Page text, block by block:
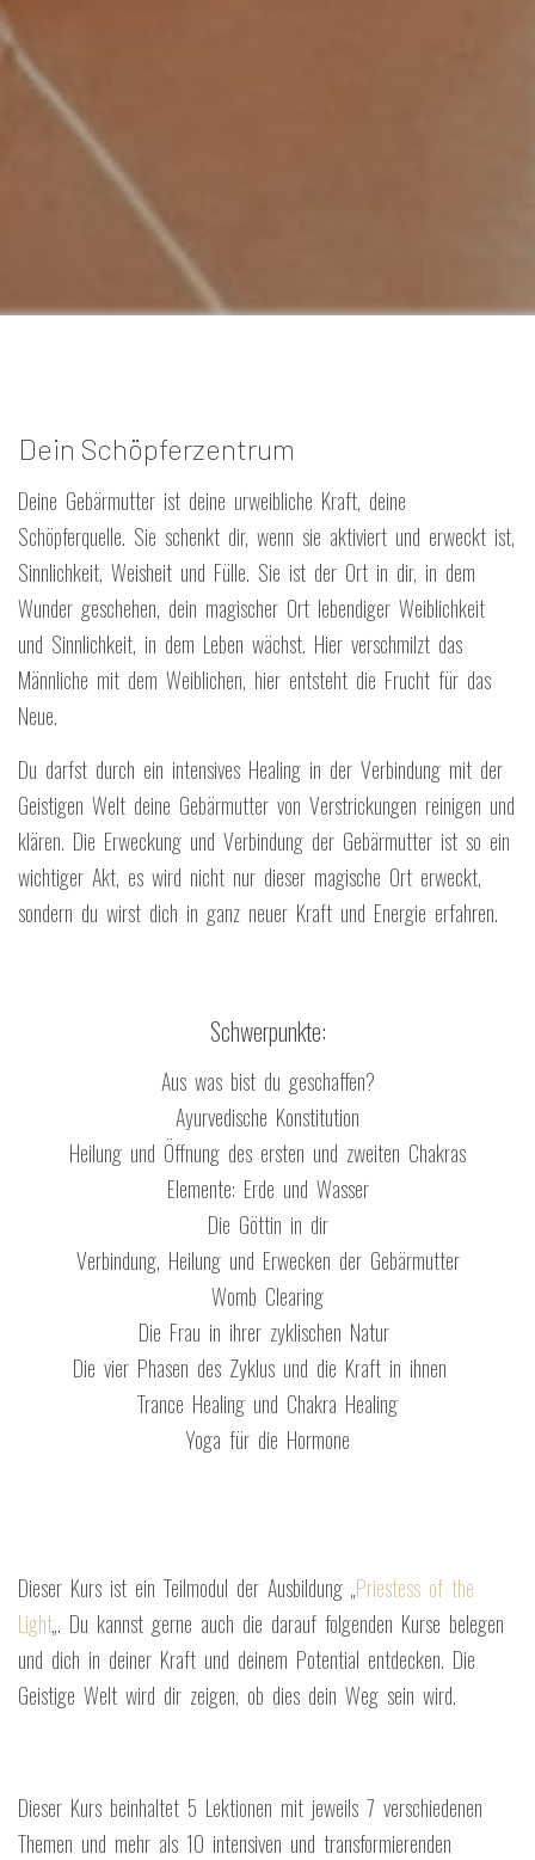
Dein Schöpferzentrum
Deine Gebärmutter ist deine urweibliche Kraft, deine
Schöpferquelle. Sie schenkt dir, wenn sie aktiviert und erweckt ist,
Sinnlichkeit, Weisheit und Fülle. Sie ist der Ort in dir, in dem
Wunder geschehen, dein magischer Ort lebendiger Weiblichkeit
und Sinnlichkeit, in dem Leben wächst. Hier verschmilzt das
Männliche mit dem Weiblichen, hier entsteht die Frucht für das
Neue.
Du darfst durch ein intensives Healing in der Verbindung mit der
Geistigen Welt deine Gebärmutter von Verstrickungen reinigen und
klären. Die Erweckung und Verbindung der Gebärmutter ist so ein
wichtiger Akt, es wird nicht nur dieser magische Ort erweckt,
sondern du wirst dich in ganz neuer Kraft und Energie erfahren.
Schwerpunkte:
Aus was bist du geschaffen?
Ayurvedische Konstitution
Heilung und Öffnung des ersten und zweiten Chakras
Elemente: Erde und Wasser
Die Göttin in dir
Verbindung, Heilung und Erwecken der Gebärmutter
Womb Clearing
Die Frau in ihrer zyklischen Natur
Die vier Phasen des Zyklus und die Kraft in ihnen
Trance Healing und Chakra Healing
Yoga für die Hormone
Dieser Kurs ist ein Teilmodul der Ausbildung „Priestess of the
Light„. Du kannst gerne auch die darauf folgenden Kurse belegen
und dich in deiner Kraft und deinem Potential entdecken. Die
Geistige Welt wird dir zeigen, ob dies dein Weg sein wird.
Dieser Kurs beinhaltet 5 Lektionen mit jeweils 7 verschiedenen
Themen und mehr als 10 intensiven und transformierenden